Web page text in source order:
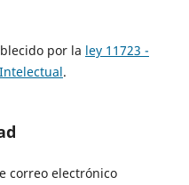
por la ley 11723 -
.
correo electrónico